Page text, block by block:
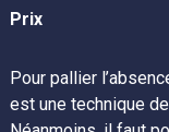
Prix
Pour pallier
est une technique